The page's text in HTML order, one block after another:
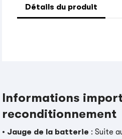
Détails du produit
Informations
reconditionnement
• Jauge de la batterie : Suite